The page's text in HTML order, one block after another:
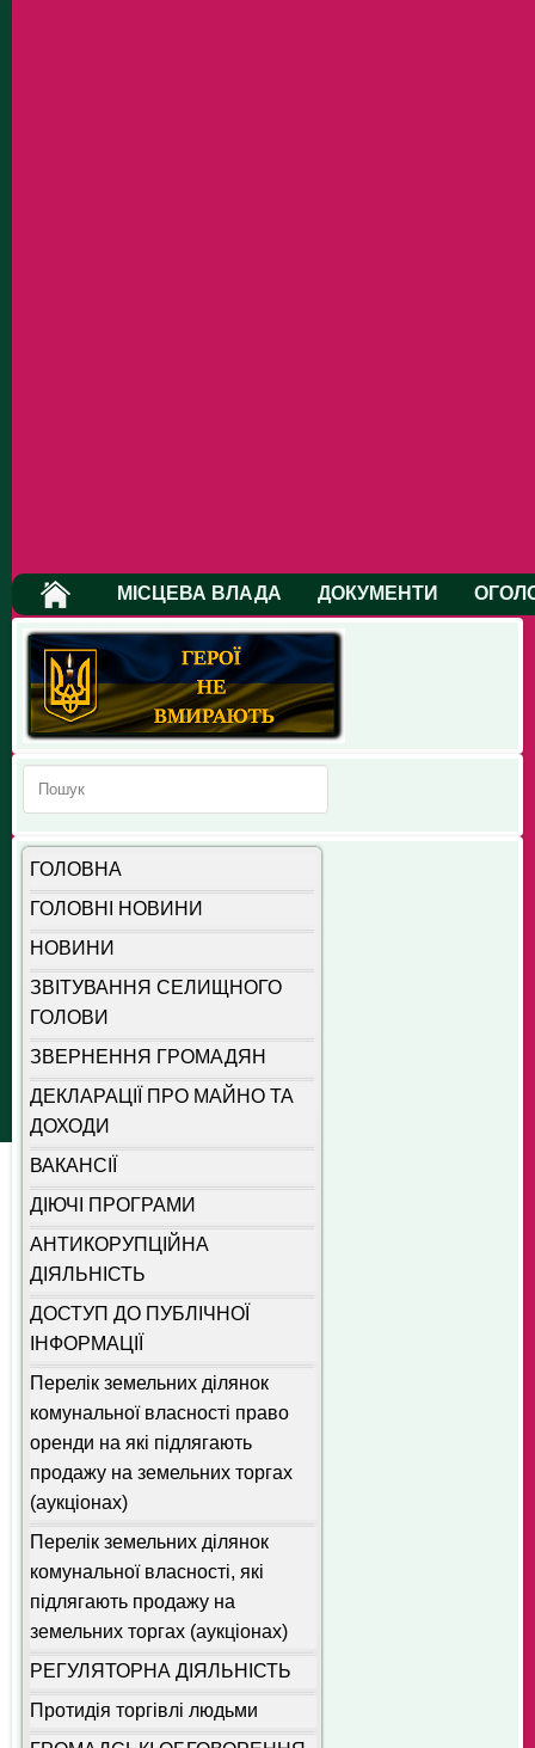
МІСЦЕВА ВЛАДА ДОКУМЕНТИ
ГОЛОВНА
ГОЛОВНІ НОВИНИ
НОВИНИ
ЗВІТУВАННЯ СЕЛИЩНОГО
ГОЛОВИ
ЗВЕРНЕННЯ ГРОМАДЯН
ДЕКЛАРАЦІЇ ПРО МАЙНО ТА
ДОХОДИ
ВАКАНСІЇ
ДІЮЧІ ПРОГРАМИ
АНТИКОРУПЦІЙНА
ДІЯЛЬНІСТЬ
ДОСТУП ДО ПУБЛІЧНОЇ
ІНФОРМАЦІЇ
Перелік земельних ділянок
комунальної власності право
оренди на які підлягають
продажу на земельних торгах
(аукціонах)
Перелік земельних ділянок
комунальної власності, які
підлягають продажу на
земельних торгах (аукціонах)
РЕГУЛЯТОРНА ДІЯЛЬНІСТЬ
Протидія торгівлі людьми